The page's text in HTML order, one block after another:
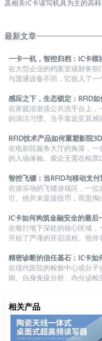
及相关IC卡读写机具为主的高科
最新文章
一卡一机，智控归档：IC卡
在大型企业的档案室或财务部
与普通设备不同，它嵌入了一
须将自己的员工IC卡贴近感应
指示灯由红转绿，操作界面
启动的简单步骤，更是一整
办公设备转变为受控的智能
感应之下，生态锁定：RFID
在家庭浴室或公共洗手台上
的清洁习惯。当手靠近至其
雅。然而，这款设备的真正革
机身内部那个不起眼的RFID
RFID标签的品牌官方洗手液，
RFID技术产品如何重塑影院
在电影院服务大厅的角落，
的入场体验。观众无需在检
来轻柔的机械传动声——一副
到取件窗口的透明仓内。当观
超高频RFID技术主导的智慧化管理已同
核心： ·...
智控飞镖：当RFID与移动支
在游乐场的飞镖游戏区，一
引。他并未直接投币，而是
支付成功的瞬间，飞镖盒上的
——一场由技术重新定义的传
管控的闭环设计 飞镖盒内置的
有全球唯一编码 · 批量感知：
IC卡如何构筑金融安全的最后
在银行地下深处的核心区域
开始了严谨的开启流程。他并
脸扫描，最后输入动态密码。
伴随着沉闷的机械传动声，厚
条包含操作者身份、验证方式
线 在金融安全的核心领域...
精密诊断的信任基石：IC卡
在现代医院的检验中心或分
病、自身免疫分析、内分泌检
密IC卡平稳插入卡槽。设备在
自动载入其权限内的检测项
程，由此在严格授权下展开
张IC卡绑定的每一个操作步
相关产品